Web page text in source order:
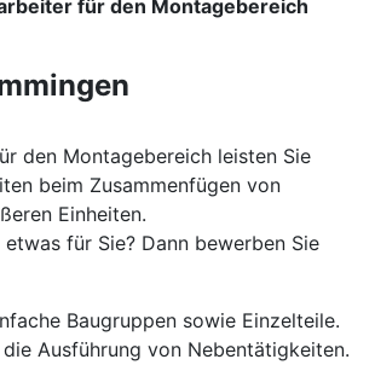
für den Montagebereich
den Montagebereich leisten Sie
beim Zusammenfügen von
Einheiten.
für Sie? Dann bewerben Sie
Baugruppen sowie Einzelteile.
die Ausführung von Nebentätigkeiten.